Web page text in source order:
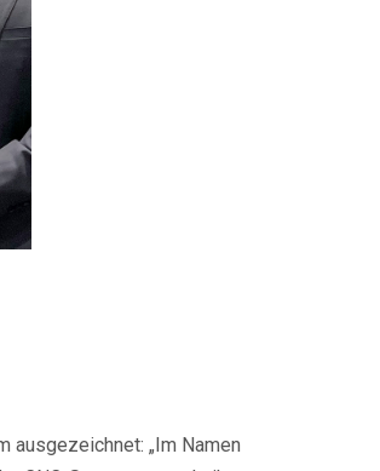
ausgezeichnet: „Im Namen